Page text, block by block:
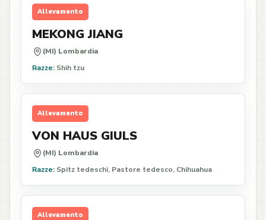
Allevamento
MEKONG JIANG
(MI) Lombardia
Razze: Shih tzu
Allevamento
VON HAUS GIULS
(MI) Lombardia
Razze: Spitz tedeschi, Pastore tedesco, Chihuahua
Allevamento